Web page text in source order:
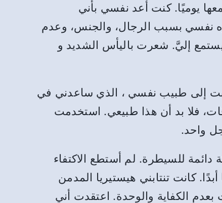
يوميًا. كنت أعد نفسي بأني
نفسي بسبب الرجال، والجنس، وعدم
إليَّ. شعرت باليأس الشديد و
إلى طبيب نفسي ، الذي ساعدني في
فلا بد أن هذا طبيعي. استخدمت
واحد.
للسيطرة. لم أستطع الاكتفاء
كانت تنتابني هيستيريا المدمن
الكفاية والوحدة. اعتقدت أني